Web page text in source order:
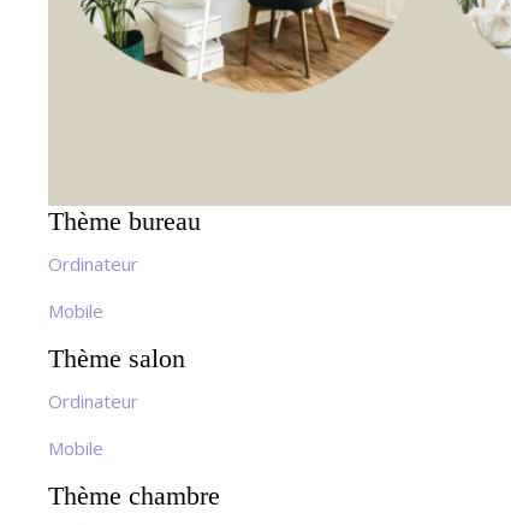
Thème bureau
Ordinateur
Mobile
Thème salon
Ordinateur
Mobile
Thème chambre